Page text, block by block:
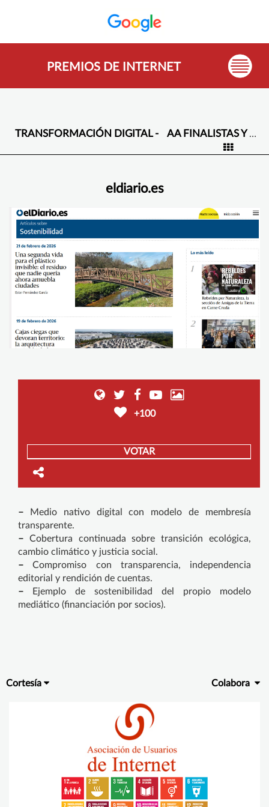
PREMIOS DE INTERNET
TRANSFORMACIÓN DIGITAL - AA FINALISTAS Y GANADORES -
eldiario.es
+100
VOTAR
– Medio nativo digital con modelo de membresía
transparente.
– Cobertura continuada sobre transición ecológica,
cambio climático y justicia social.
– Compromiso con transparencia, independencia
editorial y rendición de cuentas.
– Ejemplo de sostenibilidad del propio modelo
mediático (financiación por socios).
Cortesía Colabora